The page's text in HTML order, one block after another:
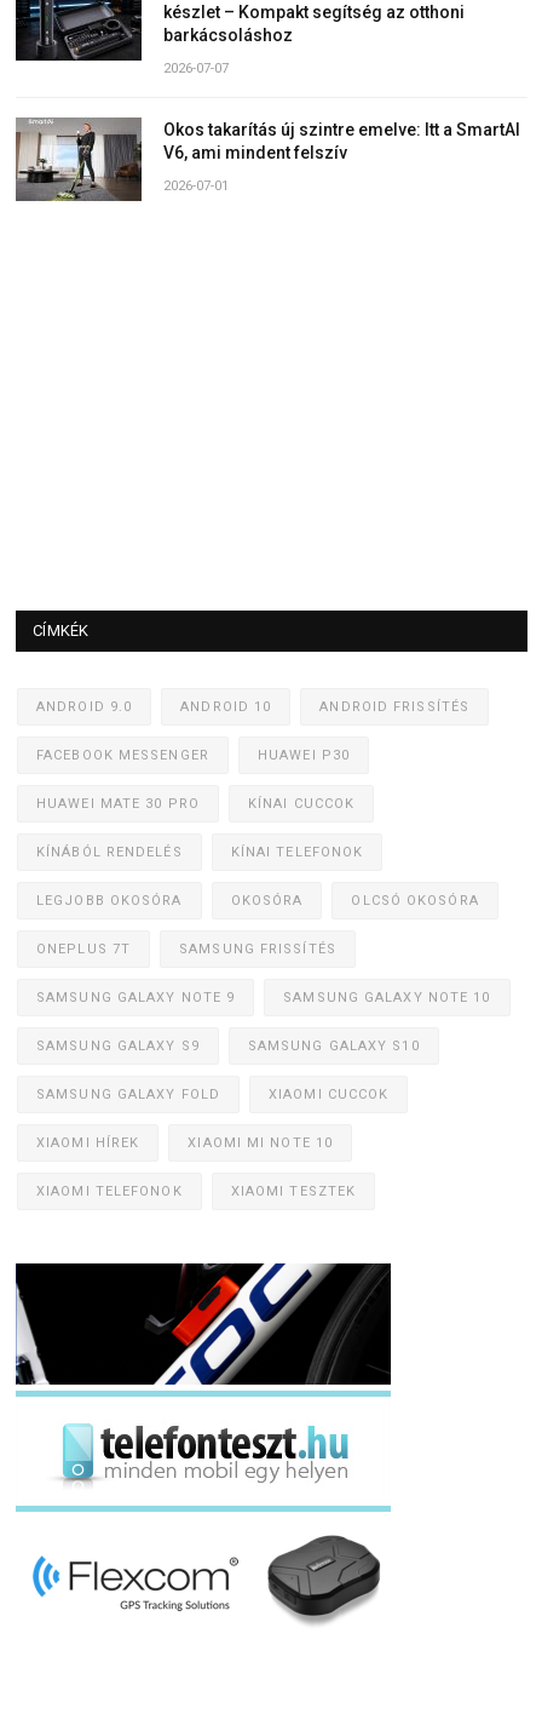
készlet – Kompakt segítség az otthoni
barkácsoláshoz
2026-07-07
Okos takarítás új szintre emelve: Itt a SmartAI
V6, ami mindent felszív
2026-07-01
CÍMKÉK
ANDROID 9.0 ANDROID 10 ANDROID FRISSÍTÉS
FACEBOOK MESSENGER HUAWEI P30
HUAWEI MATE 30 PRO KÍNAI CUCCOK
KÍNÁBÓL RENDELÉS KÍNAI TELEFONOK
LEGJOBB OKOSÓRA OKOSÓRA OLCSÓ OKOSÓRA
ONEPLUS 7T SAMSUNG FRISSÍTÉS
SAMSUNG GALAXY NOTE 9 SAMSUNG GALAXY NOTE 10
SAMSUNG GALAXY S9 SAMSUNG GALAXY S10
SAMSUNG GALAXY FOLD XIAOMI CUCCOK
XIAOMI HÍREK XIAOMI MI NOTE 10
XIAOMI TELEFONOK XIAOMI TESZTEK